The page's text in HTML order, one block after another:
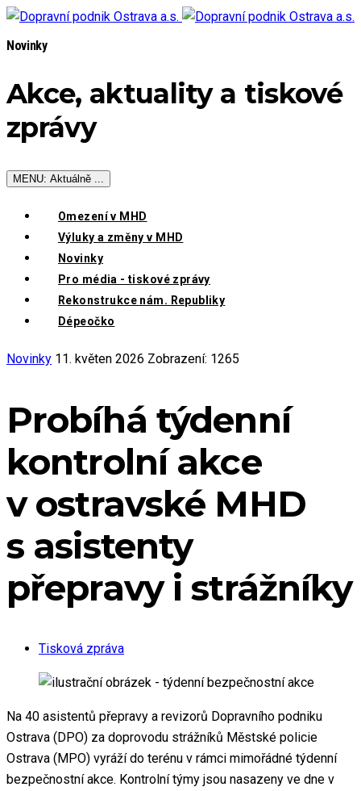
Novinky
Akce, aktuality a tiskové
zprávy
MENU: Aktuálně ...
Omezení v MHD
Výluky a změny v MHD
Novinky
Pro média - tiskové zprávy
Rekonstrukce nám. Republiky
Dépeočko
Novinky 11. květen 2026 Zobrazení: 1265
Probíhá týdenní
kontrolní akce
v ostravské MHD
s asistenty
přepravy i strážníky
Tisková zpráva
Na 40 asistentů přepravy a revizorů Dopravního podniku
Ostrava (DPO) za doprovodu strážníků Městské policie
Ostrava (MPO) vyráží do terénu v rámci mimořádné týdenní
bezpečnostní akce. Kontrolní týmy jsou nasazeny ve dne v